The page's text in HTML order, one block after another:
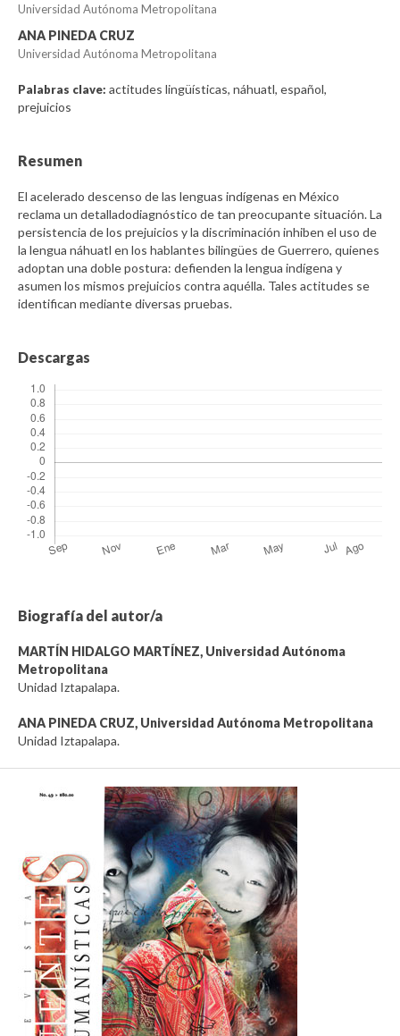
Universidad Autónoma Metropolitana
ANA PINEDA CRUZ
Universidad Autónoma Metropolitana
Palabras clave: actitudes lingüísticas, náhuatl, español,
prejuicios
Resumen
El acelerado descenso de las lenguas indígenas en México
reclama un detalladodiagnóstico de tan preocupante situación. La
persistencia de los prejuicios y la discriminación inhiben el uso de
la lengua náhuatl en los hablantes bilingües de Guerrero, quienes
adoptan una doble postura: defienden la lengua indígena y
asumen los mismos prejuicios contra aquélla. Tales actitudes se
identifican mediante diversas pruebas.
Descargas
Biografía del autor/a
MARTÍN HIDALGO MARTÍNEZ, Universidad Autónoma
Metropolitana
Unidad Iztapalapa.
ANA PINEDA CRUZ, Universidad Autónoma Metropolitana
Unidad Iztapalapa.